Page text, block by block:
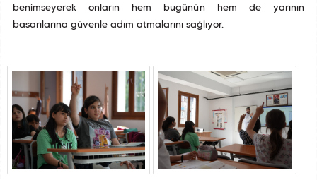
benimseyerek onların hem bugünün hem de yarının
başarılarına güvenle adım atmalarını sağlıyor.